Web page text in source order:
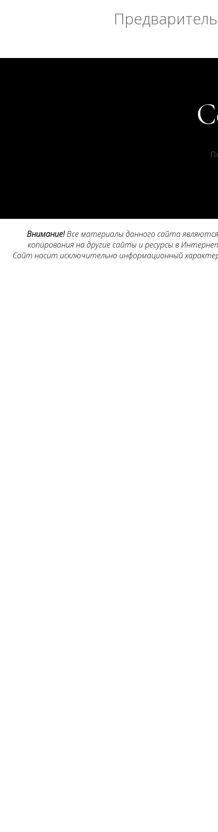
Внимание!Все материалы данного сайта
копирования на другие сайты и ресурсы в
Сайт носит исключительно информационный